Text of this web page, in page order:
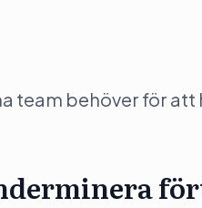
team behöver för att